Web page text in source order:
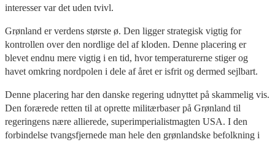
interesser var det uden tvivl.
Grønland er verdens største ø. Den ligger strategisk vigtig for
kontrollen over den nordlige del af kloden. Denne placering er
blevet endnu mere vigtig i en tid, hvor temperaturerne stiger og
havet omkring nordpolen i dele af året er isfrit og dermed sejlbart.
Denne placering har den danske regering udnyttet på skammelig vis.
Den forærede retten til at oprette militærbaser på Grønland til
regeringens nære allierede, superimperialistmagten USA. I den
forbindelse tvangsfjernede man hele den grønlandske befolkning i